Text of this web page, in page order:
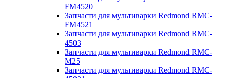
FM4520
Запчасти для мультиварки Redmond RMC-
FM4521
Запчасти для мультиварки Redmond RMC-
4503
Запчасти для мультиварки Redmond RMC-
M25
Запчасти для мультиварки Redmond RMC-